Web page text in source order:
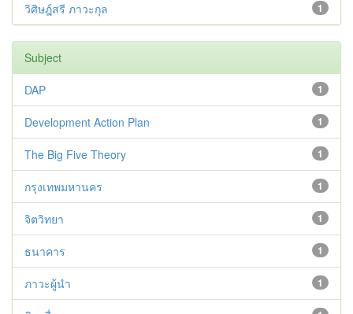
1
วิศิษฎ์สรี ภาวะกุล
Subject
1
DAP
1
Development Action Plan
1
The Big Five Theory
1
กรุงเทพมหานคร
1
จิตวิทยา
1
ธนาคาร
1
ภาวะผู้นำ